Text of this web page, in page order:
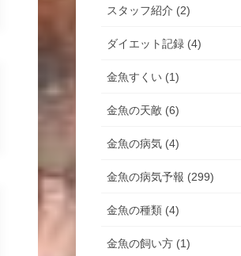
スタッフ紹介 (2)
ダイエット記録 (4)
金魚すくい (1)
金魚の天敵 (6)
金魚の病気 (4)
金魚の病気予報 (299)
金魚の種類 (4)
金魚の飼い方 (1)